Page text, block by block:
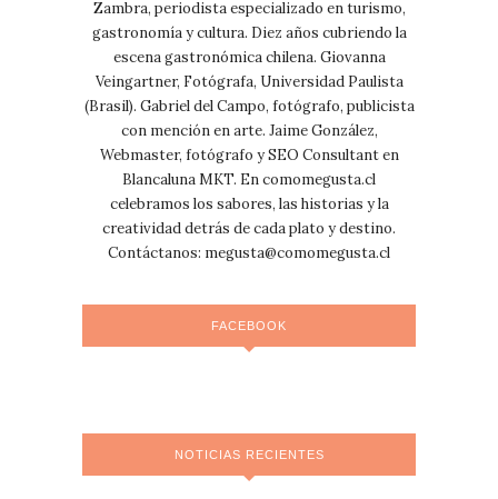
Zambra, periodista especializado en turismo,
gastronomía y cultura. Diez años cubriendo la
escena gastronómica chilena. Giovanna
Veingartner, Fotógrafa, Universidad Paulista
(Brasil). Gabriel del Campo, fotógrafo, publicista
con mención en arte. Jaime González,
Webmaster, fotógrafo y SEO Consultant en
Blancaluna MKT. En comomegusta.cl
celebramos los sabores, las historias y la
creatividad detrás de cada plato y destino.
Contáctanos: megusta@comomegusta.cl
FACEBOOK
NOTICIAS RECIENTES